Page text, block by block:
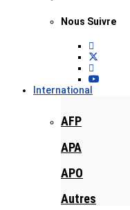
Nous Suivre
International
AFP
APA
APO
Autres